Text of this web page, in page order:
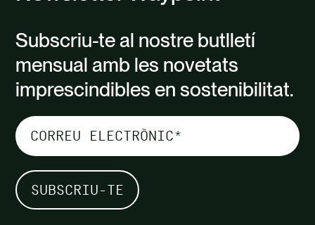
Subscriu-te al nostre butlletí
mensual amb les novetats
imprescindibles en sostenibilitat.